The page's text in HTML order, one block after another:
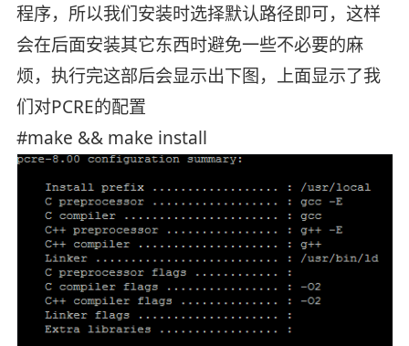
程序，所以我们安装时选择默认路径即可，这样
会在后面安装其它东西时避免一些不必要的麻
烦，执行完这部后会显示出下图，上面显示了我
们对PCRE的配置
#make && make install